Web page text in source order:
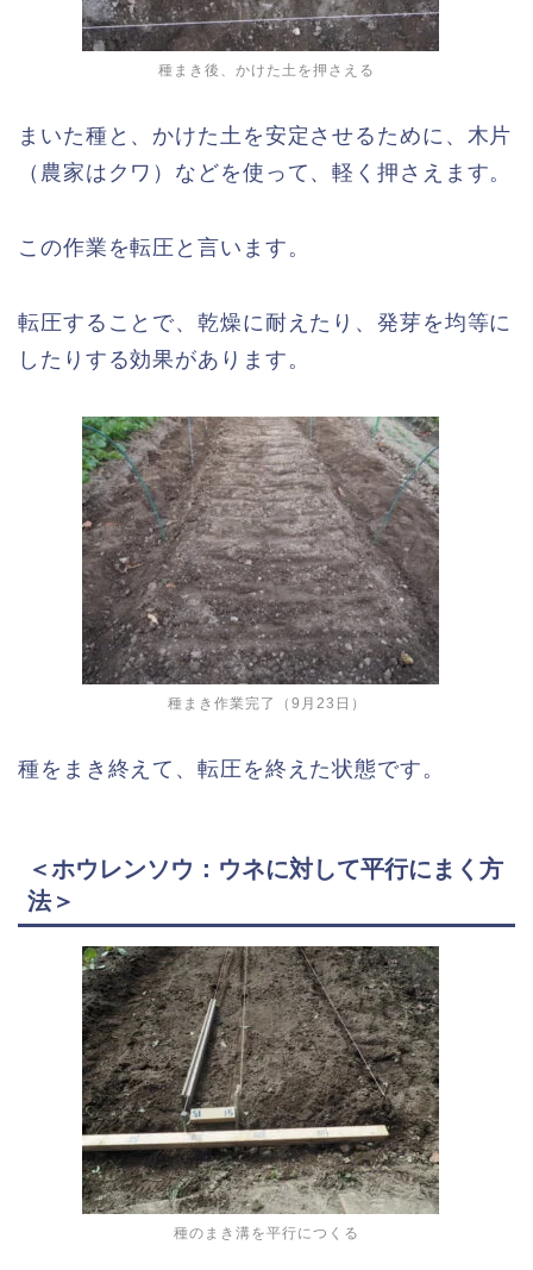
種まき後、かけた土を押さえる
まいた種と、かけた土を安定させるために、木片
（農家はクワ）などを使って、軽く押さえます。
この作業を転圧と言います。
転圧することで、乾燥に耐えたり、発芽を均等に
したりする効果があります。
種まき作業完了（9月23日）
種をまき終えて、転圧を終えた状態です。
＜ホウレンソウ：ウネに対して平行にまく方
法＞
種のまき溝を平行につくる